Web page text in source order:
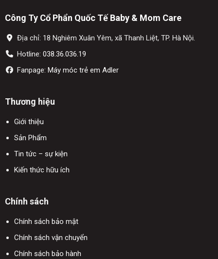
Công Ty Cổ Phẩn Quốc Tế Baby & Mom Care
Địa chỉ: 18 Nghiêm Xuân Yêm, xã Thanh Liệt, TP. Hà Nội.
Hotline: 038.36.036.19
Fanpage: Máy móc trẻ em Adler
Thương hiệu
Giới thiệu
Sản Phẩm
Tin tức – sự kiện
Kiến thức hữu ích
Chính sách
Chính sách bảo mật
Chính sách vận chuyển
Chính sách bảo hành